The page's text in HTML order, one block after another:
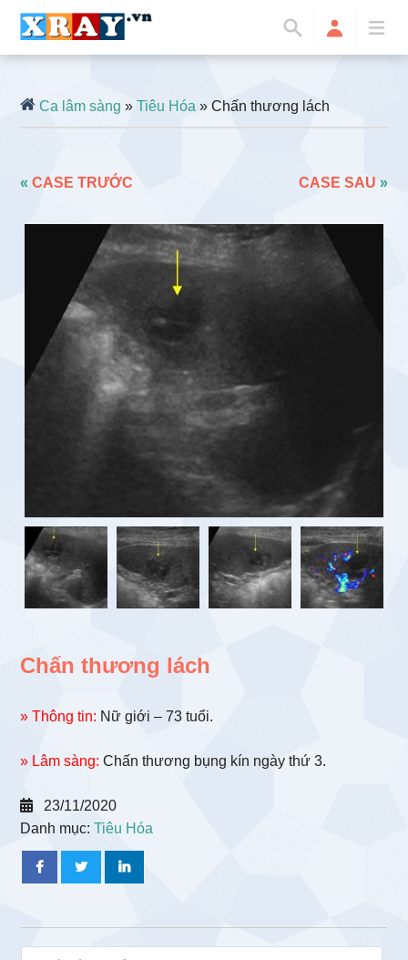
Ca lâm sàng »Tiêu Hóa » Chấn thương lách
«CASE TRƯỚC CASE SAU »
Chấn thương lách
» Thông tin: Nữ giới – 73 tuổi.
» Lâm sàng: Chấn thương bụng kín ngày thứ 3.
23/11/2020
Danh mục:Tiêu Hóa